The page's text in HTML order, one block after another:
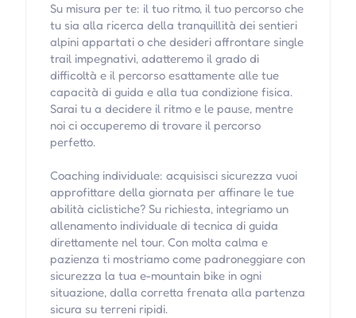
Su misura per te: il tuo ritmo, il tuo percorso che
tu sia alla ricerca della tranquillità dei sentieri
alpini appartati o che desideri affrontare single
trail impegnativi, adatteremo il grado di
difficoltà e il percorso esattamente alle tue
capacità di guida e alla tua condizione fisica.
Sarai tu a decidere il ritmo e le pause, mentre
noi ci occuperemo di trovare il percorso
perfetto.
Coaching individuale: acquisisci sicurezza vuoi
approfittare della giornata per affinare le tue
abilità ciclistiche? Su richiesta, integriamo un
allenamento individuale di tecnica di guida
direttamente nel tour. Con molta calma e
pazienza ti mostriamo come padroneggiare con
sicurezza la tua e-mountain bike in ogni
situazione, dalla corretta frenata alla partenza
sicura su terreni ripidi.